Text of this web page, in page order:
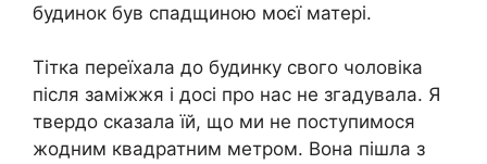
будинок був спадщиною моєї матері.
Тітка переїхала до будинку свого чоловіка
після заміжжя і досі про нас не згадувала. Я
твердо сказала їй, що ми не поступимося
жодним квадратним метром. Вона пішла з